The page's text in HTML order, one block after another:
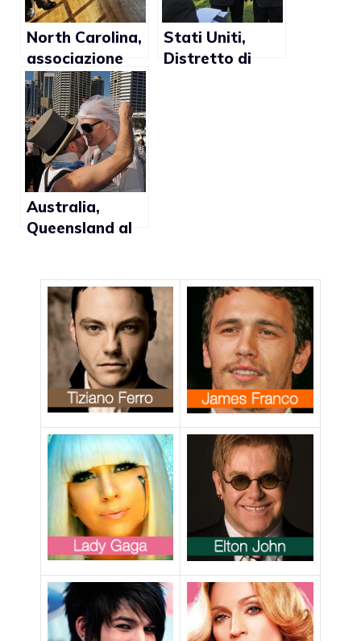
North Carolina,
associazione
degli psicologi
si oppone al
matrimonio gay
Stati Uniti,
Distretto di
Australia,
Queensland al
unioni
omosessuali